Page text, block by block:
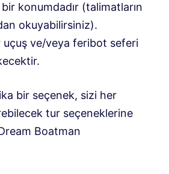
konumdadır (talimatların
okuyabilirsiniz).
uçuş ve/veya feribot seferi
bir seçenek, sizi her
tur seçeneklerine
Boatman